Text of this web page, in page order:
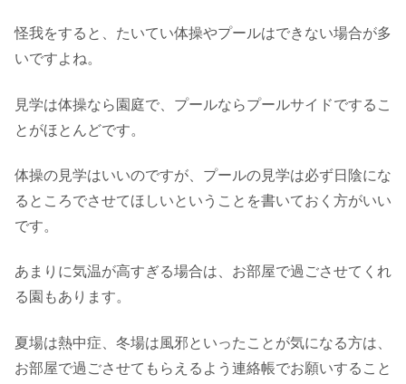
怪我をすると、たいてい体操やプールはできない場合が多
いですよね。
見学は体操なら園庭で、プールならプールサイドでするこ
とがほとんどです。
体操の見学はいいのですが、プールの見学は必ず日陰にな
るところでさせてほしいということを書いておく方がいい
です。
あまりに気温が高すぎる場合は、お部屋で過ごさせてくれ
る園もあります。
夏場は熱中症、冬場は風邪といったことが気になる方は、
お部屋で過ごさせてもらえるよう連絡帳でお願いすること